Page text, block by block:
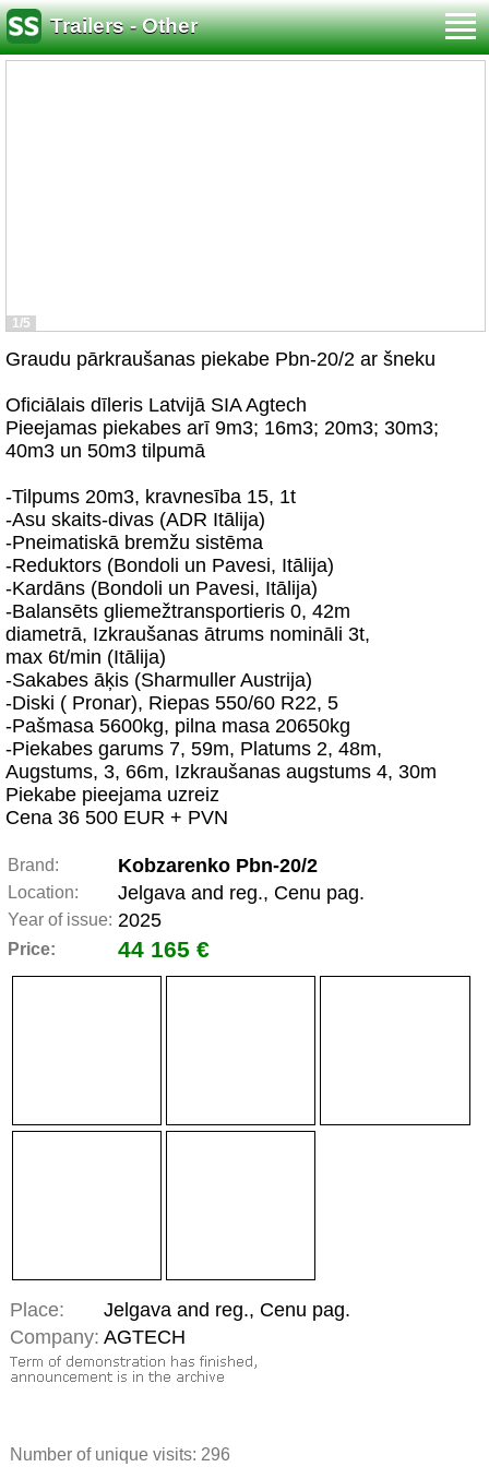
Trailers - Other
1/5
Graudu pārkraušanas piekabe Pbn-20/2 ar šneku
Oficiālais dīleris Latvijā SIA Agtech
Pieejamas piekabes arī 9m3; 16m3; 20m3; 30m3;
40m3 un 50m3 tilpumā
-Tilpums 20m3, kravnesība 15, 1t
-Asu skaits-divas (ADR Itālija)
-Pneimatiskā bremžu sistēma
-Reduktors (Bondoli un Pavesi, Itālija)
-Kardāns (Bondoli un Pavesi, Itālija)
-Balansēts gliemežtransportieris 0, 42m
diametrā, Izkraušanas ātrums nomināli 3t,
max 6t/min (Itālija)
-Sakabes āķis (Sharmuller Austrija)
-Diski ( Pronar), Riepas 550/60 R22, 5
-Pašmasa 5600kg, pilna masa 20650kg
-Piekabes garums 7, 59m, Platums 2, 48m,
Augstums, 3, 66m, Izkraušanas augstums 4, 30m
Piekabe pieejama uzreiz
Cena 36 500 EUR + PVN
Brand: Kobzarenko Pbn-20/2
Location: Jelgava and reg., Cenu pag.
Year of issue: 2025
Price: 44 165 €
Place:
Jelgava and reg., Cenu pag.
Company: AGTECH
Number of unique visits: 296